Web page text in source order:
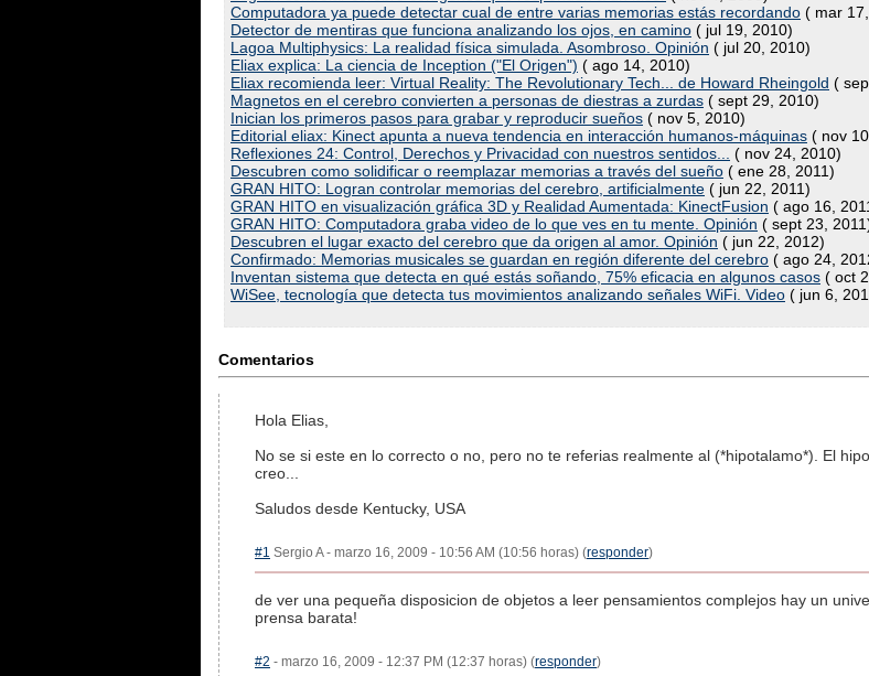
Computadora ya puede detectar cual de entre varias memorias estás recordando ( mar
Detector de mentiras que funciona analizando los ojos, en camino ( jul 19, 2010)
Lagoa Multiphysics: La realidad física simulada. Asombroso. Opinión ( jul 20, 2010)
Eliax explica: La ciencia de Inception ("El Origen") ( ago 14, 2010)
Eliax recomienda leer: Virtual Reality: The Revolutionary Tech... de Howard Rheingold (
Magnetos en el cerebro convierten a personas de diestras a zurdas ( sept 29, 2010)
Inician los primeros pasos para grabar y reproducir sueños ( nov 5, 2010)
Editorial eliax: Kinect apunta a nueva tendencia en interacción humanos-máquinas ( nov
Reflexiones 24: Control, Derechos y Privacidad con nuestros sentidos...
( nov 24, 2010)
Descubren como solidificar o reemplazar memorias a través del sueño ( ene 28, 2011)
GRAN HITO: Logran controlar memorias del cerebro, artificialmente ( jun 22, 2011)
GRAN HITO en visualización gráfica 3D y Realidad Aumentada: KinectFusion ( ago 16,
GRAN HITO: Computadora graba video de lo que ves en tu mente. Opinión ( sept 23,
Descubren el lugar exacto del cerebro que da origen al amor. Opinión ( jun 22, 2012)
Confirmado: Memorias musicales se guardan en región diferente del cerebro ( ago 24,
Inventan sistema que detecta en qué estás soñando, 75% eficacia en algunos casos ( oct
WiSee, tecnología que detecta tus movimientos analizando señales WiFi. Video ( jun 6,
Comentarios
Hola Elias,
No se si este en lo correcto o no, pero no te referias realmente al (*hipotalamo*). El
creo...
Saludos desde Kentucky, USA
#1 Sergio A - marzo 16, 2009 - 10:56 AM (10:56 horas) (responder)
de ver una pequeña disposicion de objetos a leer pensamientos complejos hay un
prensa barata!
#2 - marzo 16, 2009 - 12:37 PM (12:37 horas) (responder)